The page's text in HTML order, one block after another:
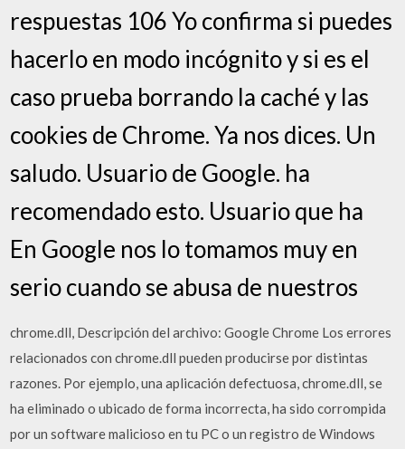
respuestas 106 Yo confirma si puedes
hacerlo en modo incógnito y si es el
caso prueba borrando la caché y las
cookies de Chrome. Ya nos dices. Un
saludo. Usuario de Google. ha
recomendado esto. Usuario que ha
En Google nos lo tomamos muy en
serio cuando se abusa de nuestros
chrome.dll, Descripción del archivo: Google Chrome Los errores
relacionados con chrome.dll pueden producirse por distintas
razones. Por ejemplo, una aplicación defectuosa, chrome.dll, se
ha eliminado o ubicado de forma incorrecta, ha sido corrompida
por un software malicioso en tu PC o un registro de Windows